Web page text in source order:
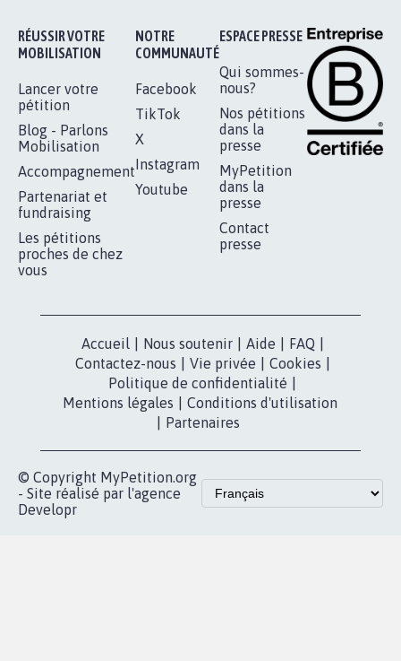
RÉUSSIR VOTRE
MOBILISATION
Lancer votre
pétition
Blog - Parlons
Mobilisation
Accompagnement
Partenariat et
fundraising
Les pétitions
proches de chez
vous
NOTRE
COMMUNAUTÉ
Facebook
TikTok
X
Instagram
Youtube
ESPACE PRESSE
Qui sommes-
nous?
Nos pétitions
dans la
presse
MyPetition
dans la
presse
Contact
presse
Accueil Nous soutenir Aide FAQ
Contactez-nous
Vie privée Cookies
Politique de confidentialité
Mentions légales
Conditions d'utilisation
Partenaires
© Copyright MyPetition.org
- Site réalisé par l'agence
Developr